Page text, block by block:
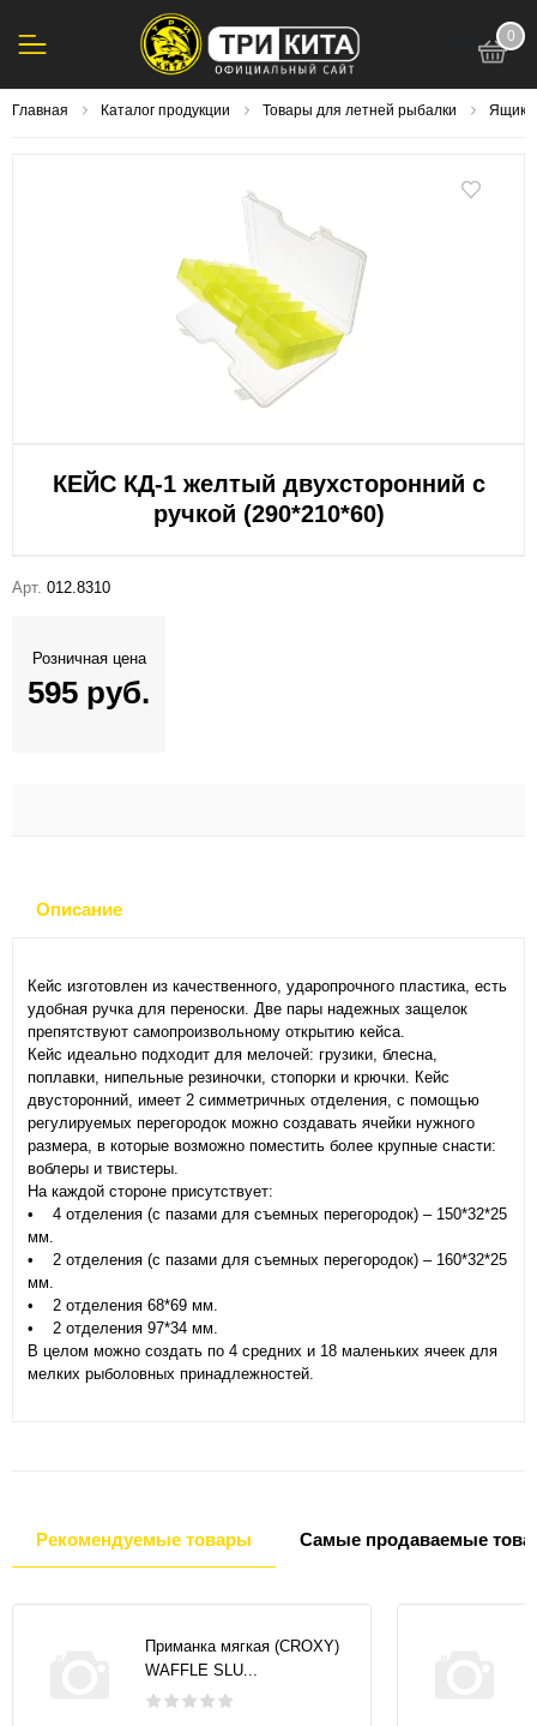
0
Главная Каталог продукции Товары для летней рыбалки
КЕЙС КД-1 желтый двухсторонний с
ручкой (290*210*60)
Арт. 012.8310
Розничная цена
595 руб.
Описание
Кейс изготовлен из качественного, ударопрочного пластика, есть
удобная ручка для переноски. Две пары надежных защелок
препятствуют самопроизвольному открытию кейса.
Кейс идеально подходит для мелочей: грузики, блесна,
поплавки, нипельные резиночки, стопорки и крючки. Кейс
двусторонний, имеет 2 симметричных отделения, с помощью
регулируемых перегородок можно создавать ячейки нужного
размера, в которые возможно поместить более крупные снасти:
воблеры и твистеры.
На каждой стороне присутствует:
• 4 отделения (с пазами для съемных перегородок) – 150*32*25
мм.
• 2 отделения (с пазами для съемных перегородок) – 160*32*25
мм.
• 2 отделения 68*69 мм.
• 2 отделения 97*34 мм.
В целом можно создать по 4 средних и 18 маленьких ячеек для
мелких рыболовных принадлежностей.
Рекомендуемые товары Самые продаваемые
Приманка мягкая (CROXY)
WAFFLE SLU...